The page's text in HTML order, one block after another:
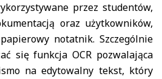
przez studentów,
oraz użytkowników,
notatnik. Szczególnie
się funkcja OCR pozwalająca
na edytowalny tekst, który